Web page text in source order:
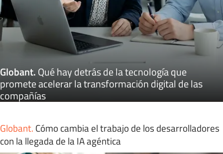
Globant.Qué hay detrás de la tecnología que
promete acelerar la transformación digital de las
compañías
Globant. Cómo cambia el trabajo de los desarrolladores
con la llegada de la IA agéntica